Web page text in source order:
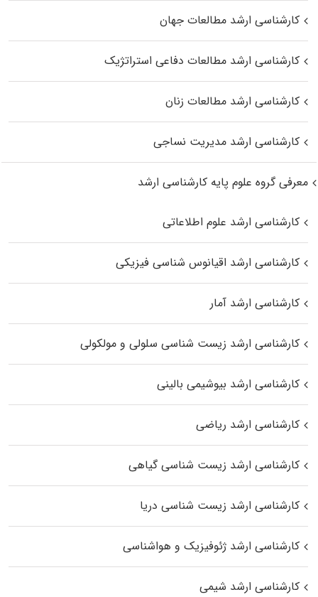
کارشناسی ارشد مطالعات جهان
کارشناسی ارشد مطالعات دفاعی استراتژیک
کارشناسی ارشد مطالعات زنان
کارشناسی ارشد مدیریت نساجی
معرفی گروه علوم پایه کارشناسی ارشد
کارشناسی ارشد علوم اطلاعاتی
کارشناسی ارشد اقیانوس‌ شناسی فیزیکی
کارشناسی ارشد آمار
کارشناسی ارشد زیست شناسی سلولی و مولکولی
کارشناسی ارشد بیوشیمی بالینی
کارشناسی ارشد ریاضی
کارشناسی ارشد زیست‌ شناسی گیاهی
کارشناسی ارشد زیست‌ شناسی دریا
کارشناسی ارشد ژئوفیزیک و هواشناسی
کارشناسی ارشد شیمی